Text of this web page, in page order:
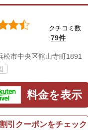
クチコミ数
:79件
松市中央区舘山寺町1891
料金を表示
割引クーポンをチェック